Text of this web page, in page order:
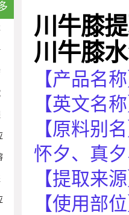
川牛膝
川牛膝
【产品名
【英文名
【原料别
怀夕、真
【提取来
【使用部